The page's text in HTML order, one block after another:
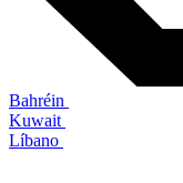
Bahréin
Kuwait
Líbano